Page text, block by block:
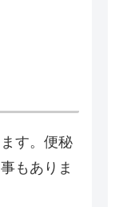
す。便秘
もありま